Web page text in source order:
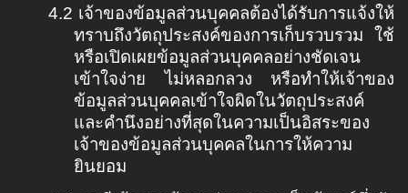
4.2 เจ้าของข้อมูลส่วนบุคคลต้องได้รับการแจ้งให้
ทราบถึงวัตถุประสงค์ของการเก็บรวบรวม ใช้
หรือเปิดเผยข้อมูลส่วนบุคคลอย่างชัดเจน
เข้าใจง่าย ไม่หลอกลวง หรือทำให้เจ้าของ
ข้อมูลส่วนบุคคลเข้าใจผิดในวัตถุประสงค์
และคำนึงอย่างที่สุดในความเป็นอิสระของ
เจ้าของข้อมูลส่วนบุคคลในการให้ความ
ยินยอม